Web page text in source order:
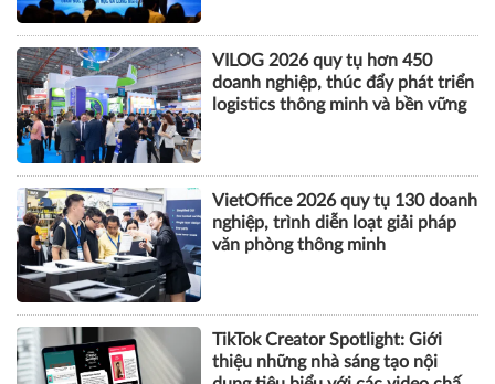
CÔNG NGHỆ
AI và thương mại điện tử mở động
lực tăng trưởng mới cho doanh
nghiệp Hà Nội
VILOG 2026 quy tụ hơn 450
doanh nghiệp, thúc đẩy phát triển
logistics thông minh và bền vững
VietOffice 2026 quy tụ 130 doanh
nghiệp, trình diễn loạt giải pháp